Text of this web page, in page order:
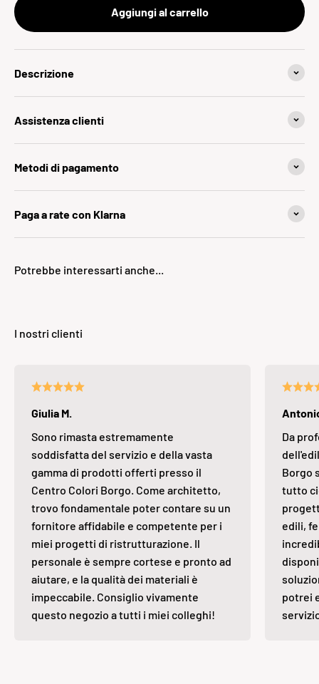
Aggiungi al carrello
Descrizione
Assistenza clienti
Metodi di pagamento
Paga a rate con Klarna
Giulia M.
Sono rimasta estremamente
soddisfatta del servizio e della vasta
gamma di prodotti offerti presso il
Centro Colori Borgo. Come architetto,
trovo fondamentale poter contare su un
fornitore affidabile e competente per i
miei progetti di ristrutturazione. Il
personale è sempre cortese e pronto ad
aiutare, e la qualità dei materiali è
impeccabile. Consiglio vivamente
questo negozio a tutti i miei colleghi!
Da
Borgo
tutto
edili,
potrei